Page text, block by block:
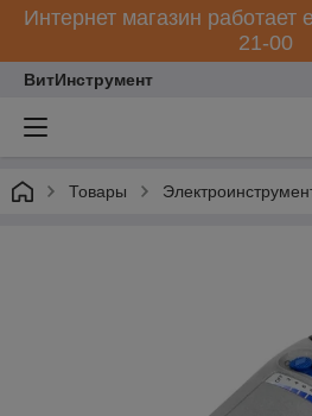
Интернет магазин
21-00
ВитИнструмент
Товары